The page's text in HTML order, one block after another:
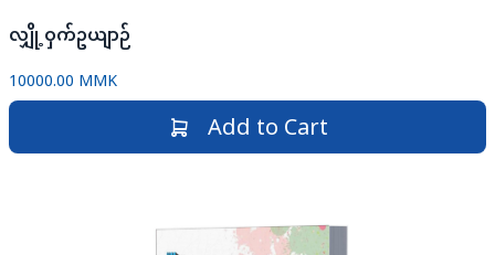
လျှို့ဝှက်ဥယျာဉ်
10000.00 MMK
Add to Cart